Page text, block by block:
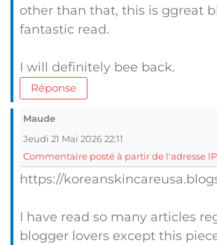
other than that, this is ggreat
fantastic read.
I will definitely bee back.
Réponse
Maude
Jeudi 21 Mai 2026 22:11
Commentaire posté à partir de l'adresse IP
https://
I have read so many articles
blogger lovers except this